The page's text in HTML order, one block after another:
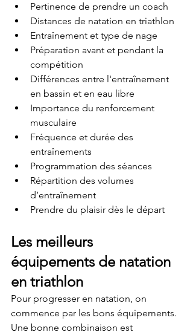
Pertinence de prendre un coach
Distances de natation en triathlon
Entraînement et type de nage
Préparation avant et pendant la
compétition
Différences entre l'entraînement
en bassin et en eau libre
Importance du renforcement
musculaire
Fréquence et durée des
entraînements
Programmation des séances
Répartition des volumes
d’entraînement
Prendre du plaisir dès le départ
Les meilleurs
équipements de natation
en triathlon
Pour progresser en natation, on
commence par les bons équipements.
Une bonne combinaison est